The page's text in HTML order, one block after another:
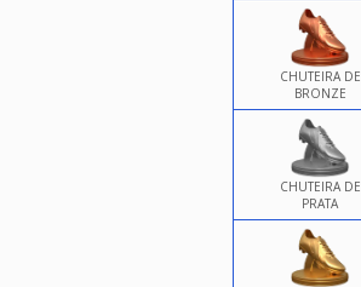
CHUTEIRA DE
BRONZE
CHUTEIRA DE
PRATA